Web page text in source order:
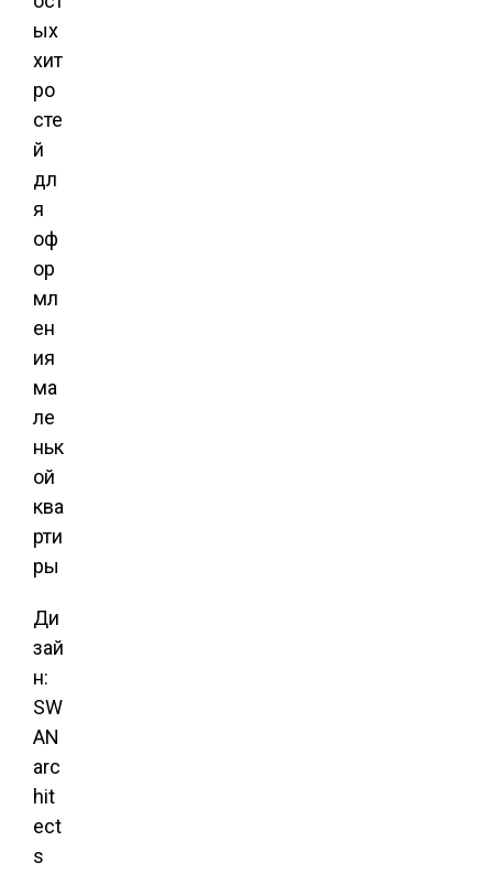
Ди
зай
н:
SW
AN
arc
hit
ect
s